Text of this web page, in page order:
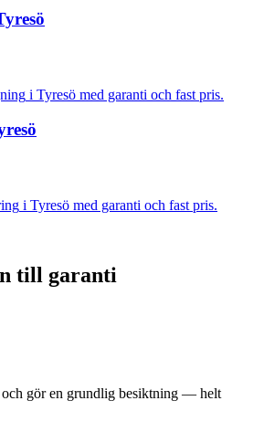
i Tyresö med garanti och fast pris.
i Tyresö med garanti och fast pris.
till garanti
gör en grundlig besiktning — helt